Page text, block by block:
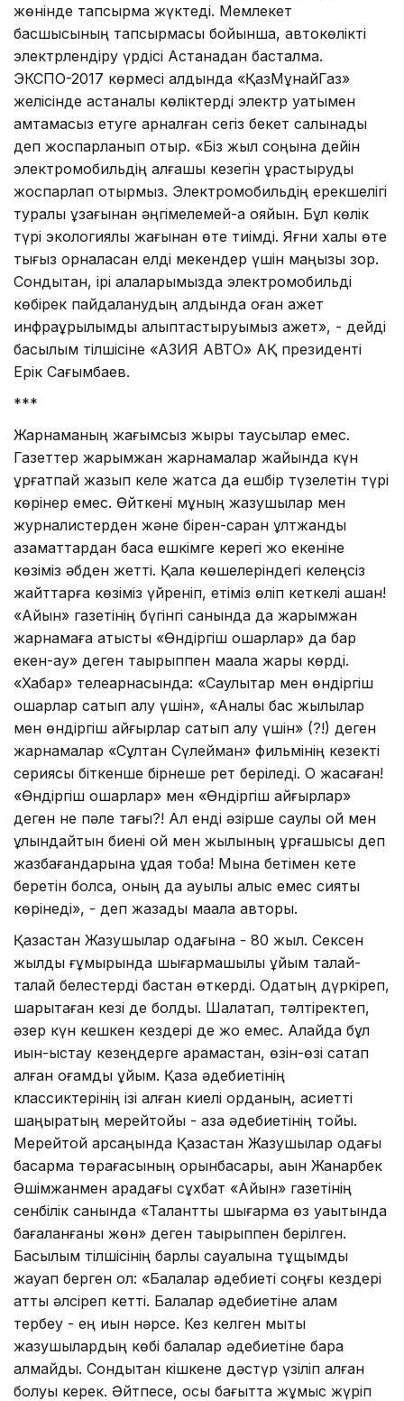
жөнінде тапсырма жүктеді. Мемлекет
басшысының тапсырмасы бойынша, автокөлікті
электрлендіру үрдісі Астанадан басталмақ.
ЭКСПО-2017 көрмесі алдында «ҚазМұнайГаз»
желісінде астаналық көліктерді электр қуатымен
қамтамасыз етуге арналған сегіз бекет салынады
деп жоспарланып отыр. «Біз жыл соңына дейін
электромобильдің алғашқы кезегін құрастыруды
жоспарлап отырмыз. Электромобильдің ерекшелігі
туралы ұзағынан әңгімелемей-ақ қояйын. Бұл көлік
түрі экологиялық жағынан өте тиімді. Яғни халық өте
тығыз орналасқан елді мекендер үшін маңызы зор.
Сондықтан, ірі қалаларымызда электромобильді
көбірек пайдаланудың алдында оған қажет
инфрақұрылымды қалыптастыруымыз қажет», - дейді
басылым тілшісіне «АЗИЯ АВТО» АҚ президенті
Ерік Сағымбаев.
***
Жарнаманың жағымсыз жыры таусылар емес.
Газеттер жарымжан жарнамалар жайында күн
құрғатпай жазып келе жатса да ешбір түзелетін түрі
көрінер емес. Өйткені мұның жазушылар мен
журналистерден және бірен-саран ұлтжанды
азаматтардан басқа ешкімге керегі жоқ екеніне
көзіміз әбден жетті. Қала көшелеріндегі келеңсіз
жайттарға көзіміз үйреніп, етіміз өліп кеткелі қашан!
«Айқын» газетінің бүгінгі санында да жарымжан
жарнамаға қатысты «Өндіргіш қошқарлар» да бар
екен-ау» деген тақырыппен мақала жарық көрді.
«Хабар» телеарнасында: «Саулықтар мен өндіргіш
қошқарлар сатып алу үшін», «Аналық бас жылқылар
мен өндіргіш айғырлар сатып алу үшін» (?!) деген
жарнамалар «Сұлтан Сүлейман» фильмінің кезекті
сериясы біткенше бірнеше рет беріледі. О жасаған!
«Өндіргіш қошқарлар» мен «Өндіргіш айғырлар»
деген не пәле тағы?! Ал енді әзірше саулық қой мен
құлындайтын биені қой мен жылқының ұрғашысы деп
жазбағандарына құдая тоба! Мына бетімен кете
беретін болса, оның да ауылы алыс емес сияқты
көрінеді», - деп жазады мақала авторы.
Қазақстан Жазушылар одағына - 80 жыл. Сексен
жылдық ғұмырында шығармашылық ұйым талай-
талай белестерді бастан өткерді. Одақтың дүркіреп,
шарықтаған кезі де болды. Шалқақтап, тәлтіректеп,
әзер күн кешкен кездері де жоқ емес. Алайда бұл
қиын-қыстау кезеңдерге қарамастан, өзін-өзі сақтап
қалған қоғамдық ұйым. Қазақ әдебиетінің
классиктерінің ізі қалған киелі орданың, қасиетті
шаңырақтың мерейтойы - қазақ әдебиетінің тойы.
Мерейтой қарсаңында Қазақстан Жазушылар одағы
басқарма төрағасының орынбасары, ақын Жанарбек
Әшімжанмен арадағы сұхбат «Айқын» газетінің
сенбілік санында «Талантты шығарма өз уақытында
бағаланғаны жөн» деген тақырыппен берілген.
Басылым тілшісінің барлық сауалына тұщымды
жауап берген ол: «Балалар әдебиеті соңғы кездері
қатты әлсіреп кетті. Балалар әдебиетіне қалам
тербеу - ең қиын нәрсе. Кез келген мықты
жазушылардың көбі балалар әдебиетіне бара
алмайды. Сондықтан кішкене дәстүр үзіліп қалған
болуы керек. Әйтпесе, осы бағытта жұмыс жүріп